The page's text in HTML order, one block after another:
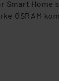
Drittanbieter
Drittanbieter
Home
OSRAM